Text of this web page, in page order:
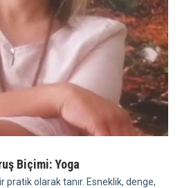
Biçimi: Yoga
pratik olarak tanır. Esneklik, denge,